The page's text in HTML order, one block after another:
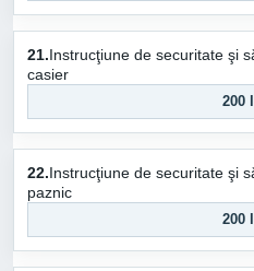
21.Instrucţiune de securitate şi
casier
200
22.Instrucţiune de securitate şi
paznic
200